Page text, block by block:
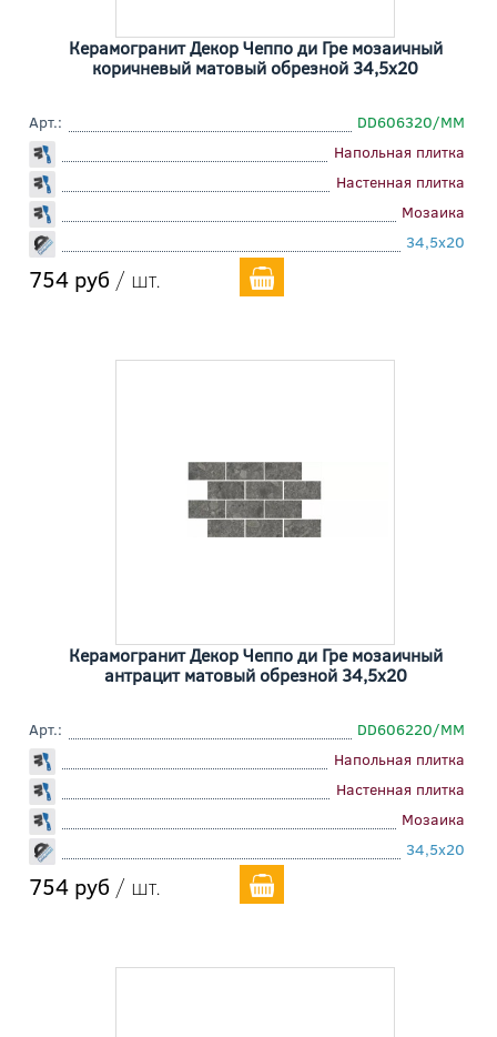
Керамогранит Декор Чеппо ди Гре мозаичный
коричневый матовый обрезной 34,5x20
Арт.:
DD606320/MM
Напольная плитка
Настенная плитка
Мозаика
34,5x20
754 руб / шт.
Керамогранит Декор Чеппо ди Гре мозаичный
антрацит матовый обрезной 34,5x20
Арт.:
DD606220/MM
Напольная плитка
Настенная плитка
Мозаика
34,5x20
754 руб / шт.